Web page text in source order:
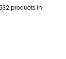
products in